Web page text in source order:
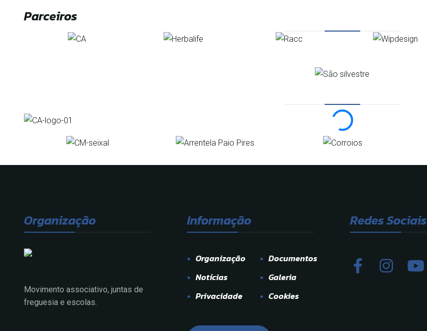
Parceiros
Organização
Movimento associativo, juntas de
freguesia e escolas.
Informação
Organização
Documentos
Notícias
Galeria
Privacidade
Cookies
Redes Sociais